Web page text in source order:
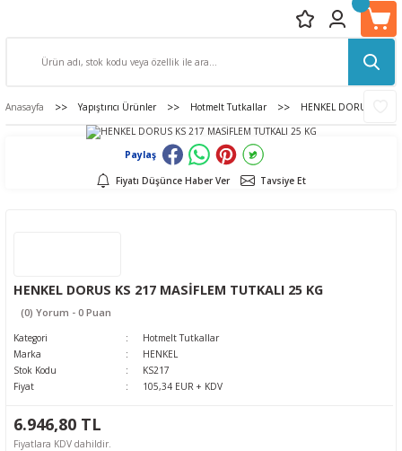
Anasayfa Yapıştırıcı Ürünler Hotmelt Tutkallar HENKEL DORUS KS
Paylaş
Fiyatı Düşünce Haber Ver Tavsiye Et
HENKEL DORUS KS 217 MASİFLEM TUTKALI 25 KG
(0) Yorum - 0 Puan
Kategori
Hotmelt Tutkallar
Marka
HENKEL
Stok Kodu
KS217
Fiyat
105,34 EUR + KDV
6.946,80 TL
Fiyatlara KDV dahildir.